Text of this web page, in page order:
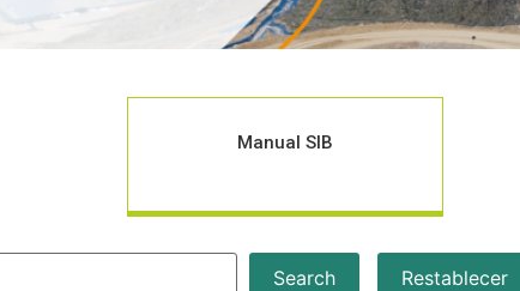
Manual SIB
Search Restablecer